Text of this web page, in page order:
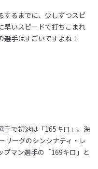
するまでに、少しずつスピ
早いスピードで打ちこまれ
手はすごいですよね！
手で初速は「165キロ」。海
リーグのシンシナティ・レ
プマン選手の「169キロ」と